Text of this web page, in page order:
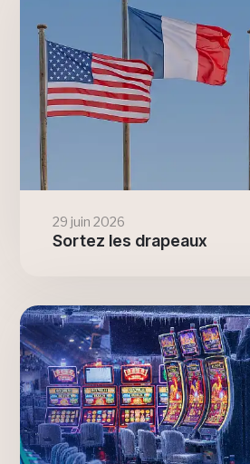
29 juin 2026
Sortez les drapeaux